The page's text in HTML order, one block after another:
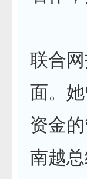
联合
面。
资金
南越